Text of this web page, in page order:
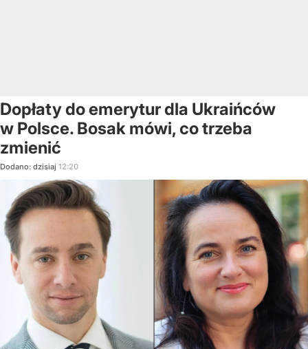
Dopłaty do emerytur dla Ukraińców
w Polsce. Bosak mówi, co trzeba
zmienić
Dodano: dzisiaj 12:20